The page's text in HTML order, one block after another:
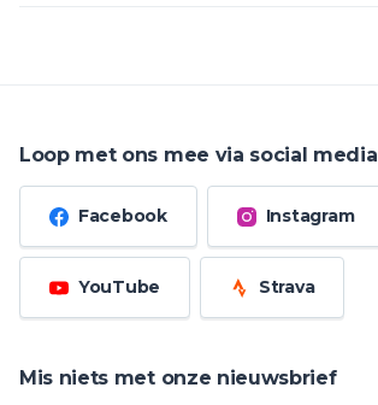
Loop met ons mee via social media
Facebook Instagram
YouTube Strava
Mis niets met onze nieuwsbrief